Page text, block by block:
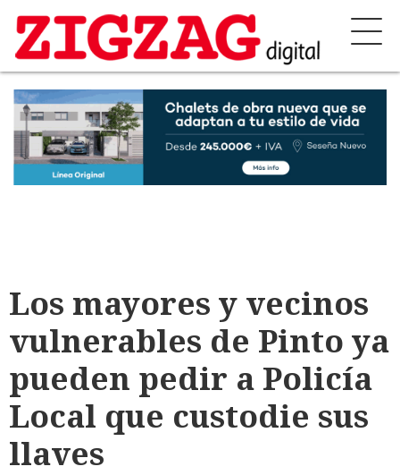
Los mayores y vecinos
vulnerables de Pinto ya
pueden pedir a Policía
Local que custodie sus
llaves